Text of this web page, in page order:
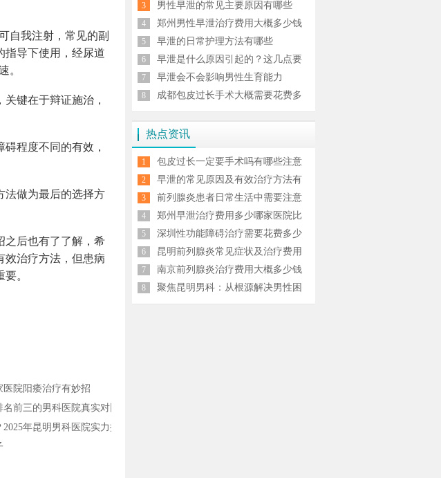
自我注射，常见的副
指导下使用，经尿道
。
键在于辩证施治，
程度不同的有效，
法做为最后的选择方
之后也有了了解，希
效治疗方法，但患病
。
院阳痿治疗有妙招
前三的男科医院真实对比推荐
年昆明男科医院实力排名与就诊指南
3 男性早泄的常见主要原因有哪些
4 郑州男性早泄治疗费用大概多少钱
5 早泄的日常护理方法有哪些
6
早泄是什么原因引起的？这几点要
注意
7 早泄会不会影响男性生育能力
8
成都包皮过长手术大概需要花费多
热点资讯
1
包皮过长一定要手术吗有哪些注意
事项
2
早泄的常见原因及有效治疗方法有
3
前列腺炎患者日常生活中需要注意
什么
4
郑州早泄治疗费用多少哪家医院比
较好
5
深圳性功能障碍治疗需要花费多少
6
昆明前列腺炎常见症状及治疗费用
大概多少钱
7 南京前列腺炎治疗费用大概多少钱
8
聚焦昆明男科：从根源解决男性困